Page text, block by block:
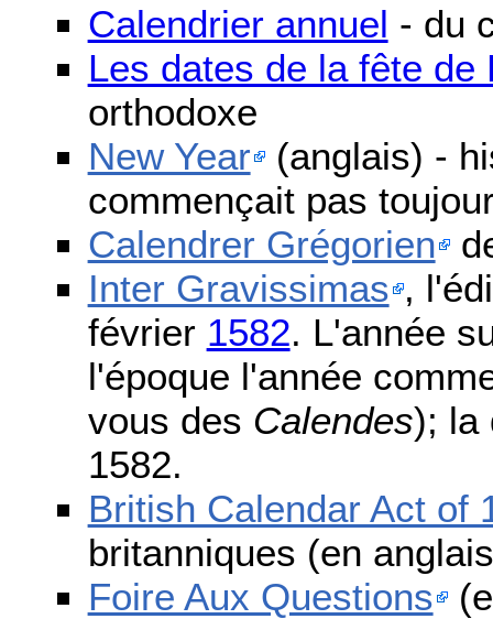
Calendrier annuel - du
Les dates de la fête de
orthodoxe
New Year (anglais) -
commençait pas
Calendrer Grégorien
Inter Gravissimas ,
février 1582. L'année
l'époque l'année
vous des Calendes); la
1582.
British Calendar Act of
britanniques (en
Foire Aux Questions